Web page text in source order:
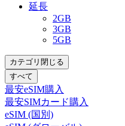
延長
2GB
3GB
5GB
カテゴリ閉じる
すべて
最安eSIM購入
最安SIMカード購入
eSIM (国別)